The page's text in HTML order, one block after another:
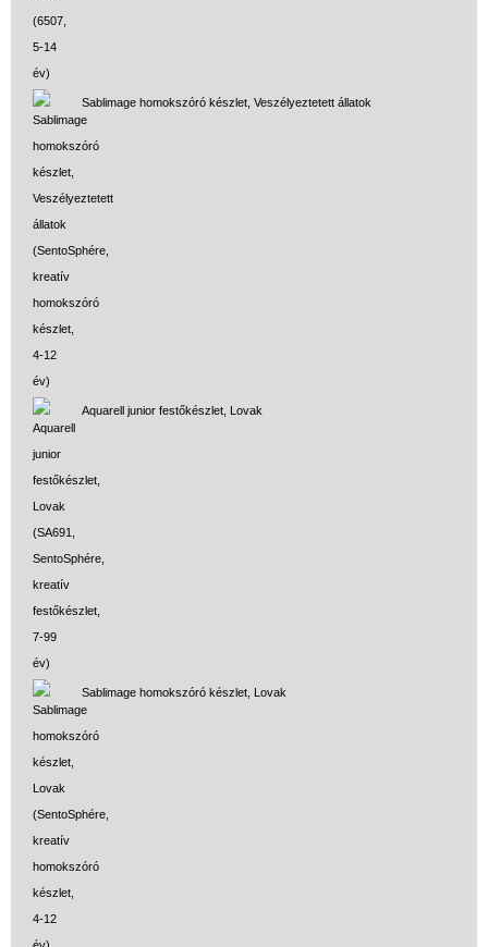
Sablimage homokszóró készlet, Veszélyeztetett állatok
Aquarell junior festőkészlet, Lovak
Sablimage homokszóró készlet, Lovak